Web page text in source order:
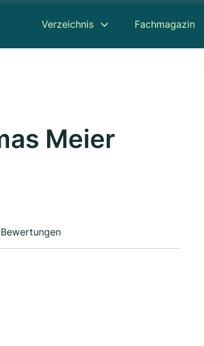
Verzeichnis Fachmagazin
Meier
Bewertungen